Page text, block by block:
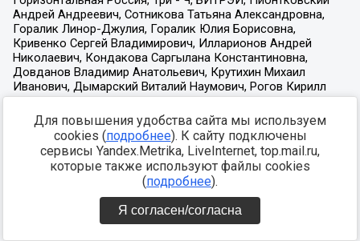
Для повышения удобства сайта мы используем
cookies (подробнее). К сайту подключены
сервисы Yandex.Metrika, LiveInternet, top.mail.ru,
которые также используют файлы cookies
(подробнее).
Я согласен/согласна